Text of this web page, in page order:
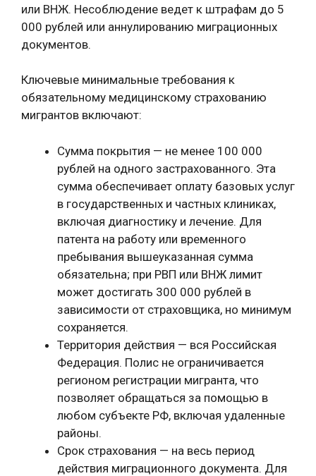
или ВНЖ. Несоблюдение ведет к штрафам до 5
000 рублей или аннулированию миграционных
документов.
Ключевые минимальные требования к
обязательному медицинскому страхованию
мигрантов включают:
Сумма покрытия — не менее 100 000
рублей на одного застрахованного. Эта
сумма обеспечивает оплату базовых услуг
в государственных и частных клиниках,
включая диагностику и лечение. Для
патента на работу или временного
пребывания вышеуказанная сумма
обязательна; при РВП или ВНЖ лимит
может достигать 300 000 рублей в
зависимости от страховщика, но минимум
сохраняется.
Территория действия — вся Российская
Федерация. Полис не ограничивается
регионом регистрации мигранта, что
позволяет обращаться за помощью в
любом субъекте РФ, включая удаленные
районы.
Срок страхования — на весь период
действия миграционного документа. Для